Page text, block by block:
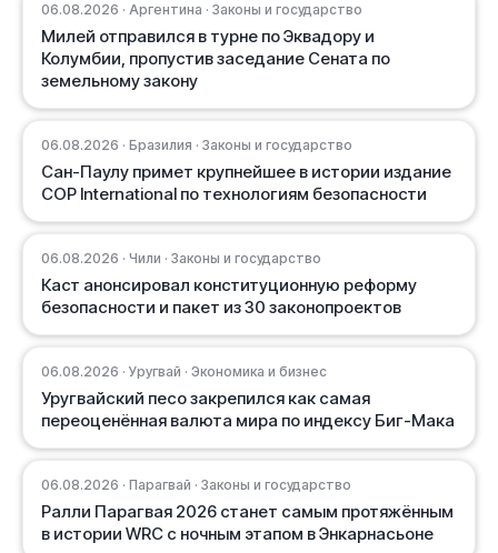
06.08.2026 · Аргентина · Законы и государство
Милей отправился в турне по Эквадору и
Колумбии, пропустив заседание Сената по
земельному закону
06.08.2026 · Бразилия · Законы и государство
Сан-Паулу примет крупнейшее в истории издание
COP International по технологиям безопасности
06.08.2026 · Чили · Законы и государство
Каст анонсировал конституционную реформу
безопасности и пакет из 30 законопроектов
06.08.2026 · Уругвай · Экономика и бизнес
Уругвайский песо закрепился как самая
переоценённая валюта мира по индексу Биг-Мака
06.08.2026 · Парагвай · Законы и государство
Ралли Парагвая 2026 станет самым протяжённым
в истории WRC с ночным этапом в Энкарнасьоне